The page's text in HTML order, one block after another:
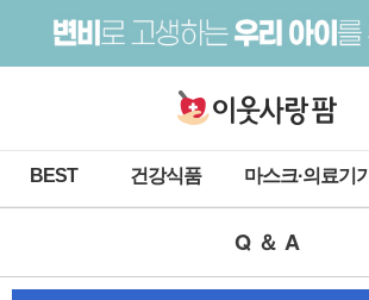
BEST 건강식품 마스크·의료기기
Q ＆ A